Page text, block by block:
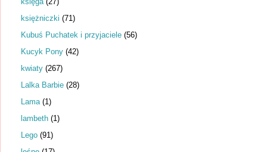
księżniczki (71)
Kubuś Puchatek i przyjaciele (56)
Kucyk Pony (42)
kwiaty (267)
Lalka Barbie (28)
Lama (1)
lambeth (1)
Lego (91)